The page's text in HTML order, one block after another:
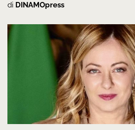
di DINAMOpress